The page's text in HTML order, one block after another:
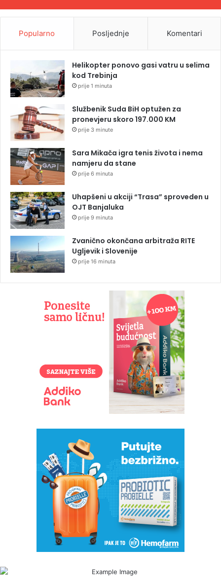
Popularno Posljednje Komentari
Helikopter ponovo gasi vatru u selima
kod Trebinja
prije 1 minuta
Službenik Suda BiH optužen za
pronevjeru skoro 197.000 KM
prije 3 minute
Sara Mikača igra tenis života i nema
namjeru da stane
prije 6 minuta
Uhapšeni u akciji “Trasa” sproveden u
OJT Banjaluka
prije 9 minuta
Zvanično okončana arbitraža RITE
Ugljevik i Slovenije
prije 16 minuta